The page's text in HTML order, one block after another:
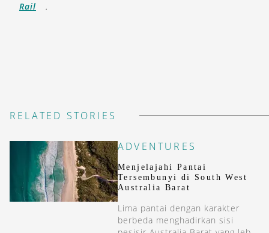
Rail
.
RELATED STORIES
ADVENTURES
Menjelajahi Pantai
Tersembunyi di South West
Australia Barat
Lima pantai dengan karakter
berbeda menghadirkan sisi